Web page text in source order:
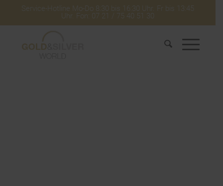
Service-Hotline Mo-Do 8:30 bis 16:30 Uhr. Fr bis 13:45
Uhr. Fon: 07 21 / 75 40 51 30